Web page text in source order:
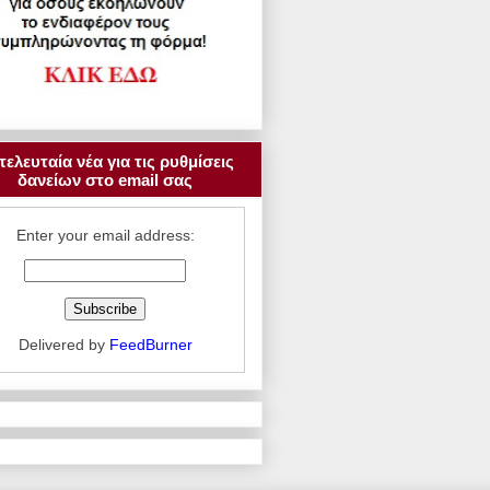
νέα για τις ρυθμίσεις
δανείων στο email σας
Enter your email address:
Delivered by FeedBurner